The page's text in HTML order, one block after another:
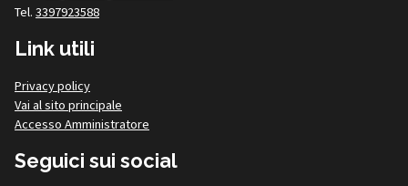
Tel. 3397923588
Link utili
Privacy policy
Vai al sito principale
Accesso Amministratore
Seguici sui social